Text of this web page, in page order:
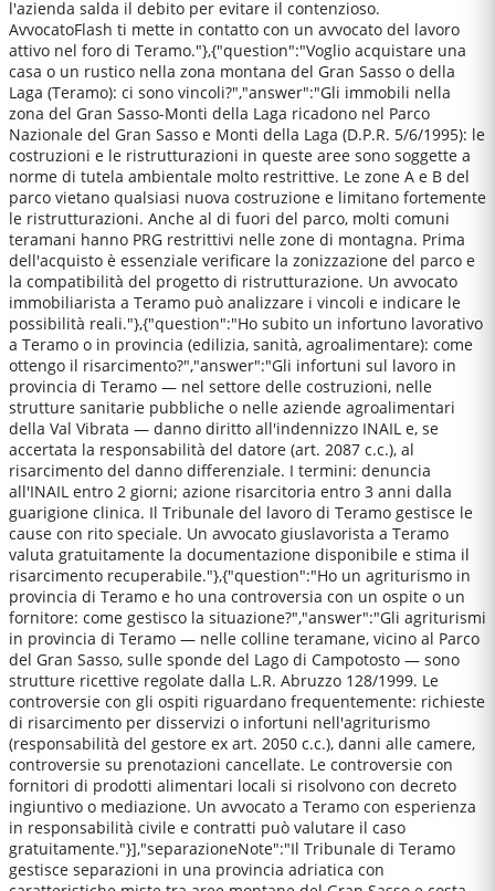
l'azienda salda il debito per evitare il contenzioso.
AvvocatoFlash ti mette in contatto con un avvocato del lavoro
attivo nel foro di Teramo."},{"question":"Voglio acquistare una
casa o un rustico nella zona montana del Gran Sasso o della
Laga (Teramo): ci sono vincoli?","answer":"Gli immobili nella
zona del Gran Sasso-Monti della Laga ricadono nel Parco
Nazionale del Gran Sasso e Monti della Laga (D.P.R. 5/6/1995): le
costruzioni e le ristrutturazioni in queste aree sono soggette a
norme di tutela ambientale molto restrittive. Le zone A e B del
parco vietano qualsiasi nuova costruzione e limitano fortemente
le ristrutturazioni. Anche al di fuori del parco, molti comuni
teramani hanno PRG restrittivi nelle zone di montagna. Prima
dell'acquisto è essenziale verificare la zonizzazione del parco e
la compatibilità del progetto di ristrutturazione. Un avvocato
immobiliarista a Teramo può analizzare i vincoli e indicare le
possibilità reali."},{"question":"Ho subito un infortuno lavorativo
a Teramo o in provincia (edilizia, sanità, agroalimentare): come
ottengo il risarcimento?","answer":"Gli infortuni sul lavoro in
provincia di Teramo — nel settore delle costruzioni, nelle
strutture sanitarie pubbliche o nelle aziende agroalimentari
della Val Vibrata — danno diritto all'indennizzo INAIL e, se
accertata la responsabilità del datore (art. 2087 c.c.), al
risarcimento del danno differenziale. I termini: denuncia
all'INAIL entro 2 giorni; azione risarcitoria entro 3 anni dalla
guarigione clinica. Il Tribunale del lavoro di Teramo gestisce le
cause con rito speciale. Un avvocato giuslavorista a Teramo
valuta gratuitamente la documentazione disponibile e stima il
risarcimento recuperabile."},{"question":"Ho un agriturismo in
provincia di Teramo e ho una controversia con un ospite o un
fornitore: come gestisco la situazione?","answer":"Gli agriturismi
in provincia di Teramo — nelle colline teramane, vicino al Parco
del Gran Sasso, sulle sponde del Lago di Campotosto — sono
strutture ricettive regolate dalla L.R. Abruzzo 128/1999. Le
controversie con gli ospiti riguardano frequentemente: richieste
di risarcimento per disservizi o infortuni nell'agriturismo
(responsabilità del gestore ex art. 2050 c.c.), danni alle camere,
controversie su prenotazioni cancellate. Le controversie con
fornitori di prodotti alimentari locali si risolvono con decreto
ingiuntivo o mediazione. Un avvocato a Teramo con esperienza
in responsabilità civile e contratti può valutare il caso
gratuitamente."}],"separazioneNote":"Il Tribunale di Teramo
gestisce separazioni in una provincia adriatica con